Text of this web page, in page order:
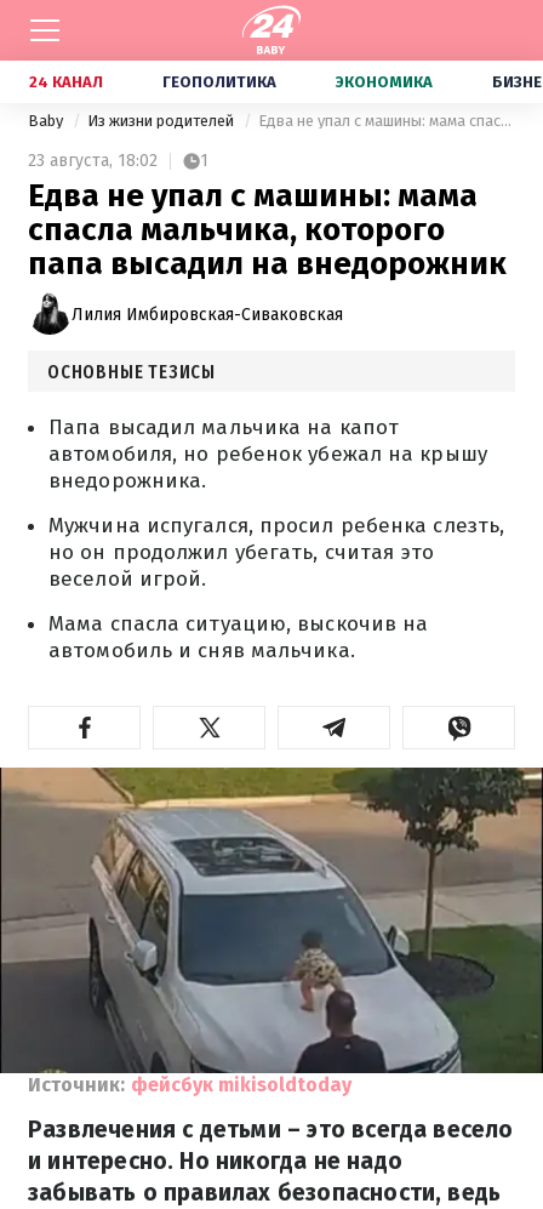
24 КАНАЛ ГЕОПОЛИТИКА ЭКОНОМИКА
Baby Из жизни родителей Едва не упал с машины: мама спасла мальчика, которого папа высадил на внедорожник
23 августа, 18:02 1
Едва не упал с машины: мама
спасла мальчика, которого
папа высадил на внедорожник
Лилия Имбировская-Сиваковская
ОСНОВНЫЕ ТЕЗИСЫ
Папа высадил мальчика на капот
автомобиля, но ребенок убежал на крышу
внедорожника.
Мужчина испугался, просил ребенка слезть,
но он продолжил убегать, считая это
веселой игрой.
Мама спасла ситуацию, выскочив на
автомобиль и сняв мальчика.
Источник: фейсбук mikisoldtoday
Развлечения с детьми – это всегда весело
и интересно. Но никогда не надо
забывать о правилах безопасности, ведь